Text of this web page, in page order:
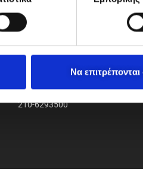
Να επιτρέπονται
210-6293500